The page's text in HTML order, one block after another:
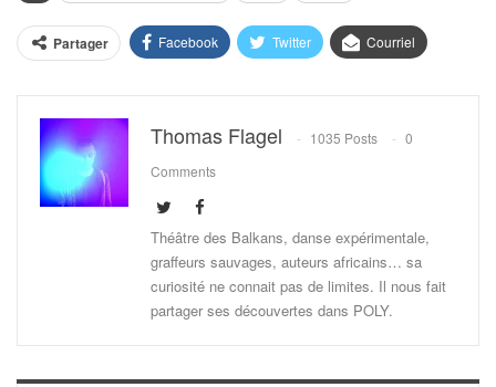
Partager Facebook Twitter Courriel
Thomas Flagel 1035 Posts
0
Comments
Théâtre des Balkans, danse expérimentale,
graffeurs sauvages, auteurs africains… sa
curiosité ne connait pas de limites. Il nous fait
partager ses découvertes dans POLY.